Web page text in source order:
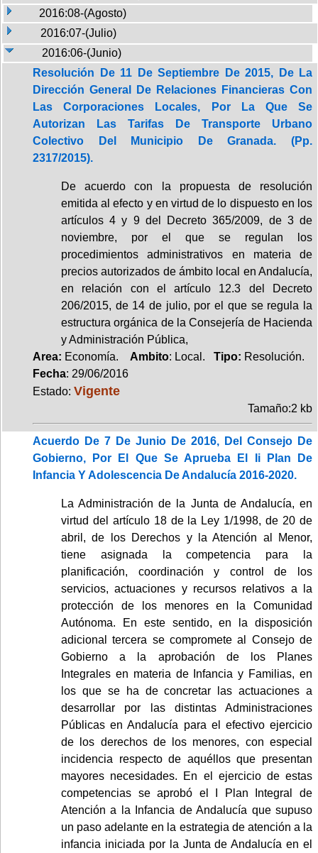
2016:08-(Agosto)
2016:07-(Julio)
2016:06-(Junio)
Resolución De 11 De Septiembre De 2015, De La
Dirección General De Relaciones Financieras Con
Las Corporaciones Locales, Por La Que Se
Autorizan Las Tarifas De Transporte Urbano
Colectivo Del Municipio De Granada. (Pp.
2317/2015).
De acuerdo con la propuesta de resolución
emitida al efecto y en virtud de lo dispuesto en los
artículos 4 y 9 del Decreto 365/2009, de 3 de
noviembre, por el que se regulan los
procedimientos administrativos en materia de
precios autorizados de ámbito local en Andalucía,
en relación con el artículo 12.3 del Decreto
206/2015, de 14 de julio, por el que se regula la
estructura orgánica de la Consejería de Hacienda
y Administración Pública,
Area: Economía. Ambito: Local. Tipo: Resolución.
Fecha: 29/06/2016
Estado: Vigente
Tamaño:2 kb
Acuerdo De 7 De Junio De 2016, Del Consejo De
Gobierno, Por El Que Se Aprueba El Ii Plan De
Infancia Y Adolescencia De Andalucía 2016-2020.
La Administración de la Junta de Andalucía, en
virtud del artículo 18 de la Ley 1/1998, de 20 de
abril, de los Derechos y la Atención al Menor,
tiene asignada la competencia para la
planificación, coordinación y control de los
servicios, actuaciones y recursos relativos a la
protección de los menores en la Comunidad
Autónoma. En este sentido, en la disposición
adicional tercera se compromete al Consejo de
Gobierno a la aprobación de los Planes
Integrales en materia de Infancia y Familias, en
los que se ha de concretar las actuaciones a
desarrollar por las distintas Administraciones
Públicas en Andalucía para el efectivo ejercicio
de los derechos de los menores, con especial
incidencia respecto de aquéllos que presentan
mayores necesidades. En el ejercicio de estas
competencias se aprobó el I Plan Integral de
Atención a la Infancia de Andalucía que supuso
un paso adelante en la estrategia de atención a la
infancia iniciada por la Junta de Andalucía en el